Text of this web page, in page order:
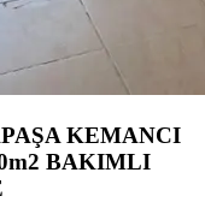
KEMANCI
BAKIMLI